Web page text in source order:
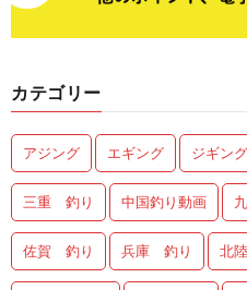
カテゴリー
アジング エギング ジギング
三重 釣り 中国釣り動画
佐賀 釣り 兵庫 釣り 北